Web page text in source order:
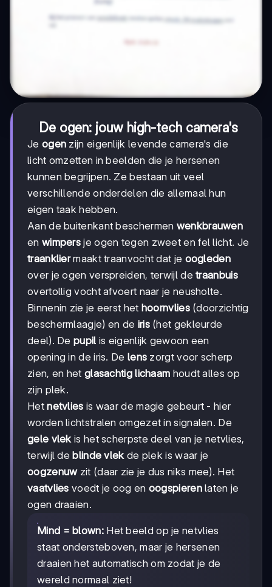
De ogen: jouw high-tech camera's
Je ogen zijn eigenlijk levende camera's die
licht omzetten in beelden die je hersenen
kunnen begrijpen. Ze bestaan uit veel
verschillende onderdelen die allemaal hun
eigen taak hebben.
Aan de buitenkant beschermen wenkbrauwen
en wimpers je ogen tegen zweet en fel licht. Je
traankliermaakt traanvocht dat je oogleden
over je ogen verspreiden, terwijl detraanbuis
overtollig vocht afvoert naar je neusholte.
Binnenin zie je eerst het hoornvlies(doorzichtig
beschermlaagje) en de iris(het gekleurde
deel). De pupil is eigenlijk gewoon een
opening in de iris. De lens zorgt voor scherp
zien, en het glasachtig lichaam houdt alles op
zijn plek.
Hetnetvlies is waar de magie gebeurt - hier
worden lichtstralen omgezet in signalen. De
gele vlekis het scherpste deel van je netvlies,
terwijl de blinde vlekde plek is waar je
oogzenuwzit (daar zie je dus niks mee). Het
vaatvlies voedt je oog en oogspierenlaten je
ogen draaien.
Mind = blown:Het beeld op je netvlies
staat ondersteboven, maar je hersenen
draaien het automatisch om zodat je de
wereld normaal ziet!